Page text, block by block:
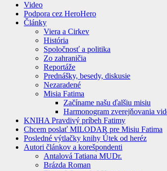
Video
Podpora cez HeroHero
Články
Viera a Cirkev
História
Spoločnosť a politika
Zo zahraničia
Reportáže
Prednášky, besedy, diskusie
Nezaradené
Misia Fatima
Začíname našu ďalšiu misiu
Harmonogram zverejňovania
KNIHA Pravdivý príbeh Fatimy
Chcem poslať MILODAR pre Misiu Fatima
Posledné výtlačky knihy Útek od heréz
Autori článkov a korešpondenti
Antalová Tatiana MUDr.
Brázda Roman